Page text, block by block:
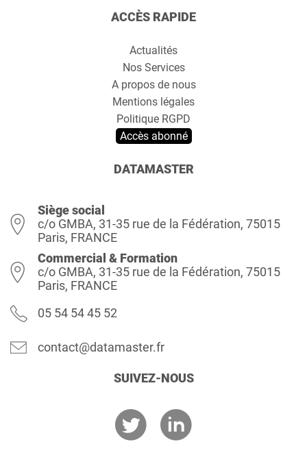
ACCÈS RAPIDE
Actualités
Nos Services
A propos de nous
Mentions légales
Politique RGPD
Accès abonné
DATAMASTER
Siège social
c/o GMBA, 31-35 rue de la Fédération, 75015
Paris, FRANCE
Commercial & Formation
c/o GMBA, 31-35 rue de la Fédération, 75015
Paris, FRANCE
05 54 54 45 52
contact@datamaster.fr
SUIVEZ-NOUS